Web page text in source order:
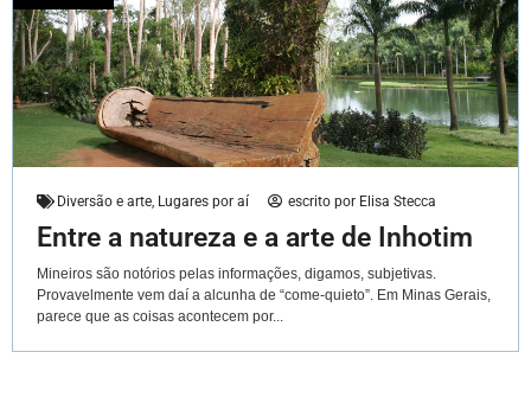
Diversão e arte Lugares por aí escrito por Elisa Stecca
Entre a natureza e a arte de Inhotim
Mineiros são notórios pelas informações, digamos, subjetivas.
Provavelmente vem daí a alcunha de “come-quieto”. Em Minas Gerais,
parece que as coisas acontecem por...